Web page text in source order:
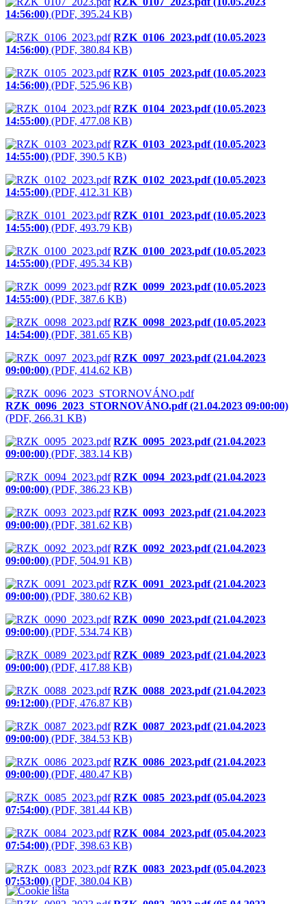
14:56:00) (PDF, 395.24 KB)
RZK_0106_2023.pdf (10.05.2023
14:56:00) (PDF, 380.84 KB)
RZK_0105_2023.pdf (10.05.2023
14:56:00) (PDF, 525.96 KB)
RZK_0104_2023.pdf (10.05.2023
14:55:00) (PDF, 477.08 KB)
RZK_0103_2023.pdf (10.05.2023
14:55:00) (PDF, 390.5 KB)
RZK_0102_2023.pdf (10.05.2023
14:55:00) (PDF, 412.31 KB)
RZK_0101_2023.pdf (10.05.2023
14:55:00) (PDF, 493.79 KB)
RZK_0100_2023.pdf (10.05.2023
14:55:00) (PDF, 495.34 KB)
RZK_0099_2023.pdf (10.05.2023
14:55:00) (PDF, 387.6 KB)
RZK_0098_2023.pdf (10.05.2023
14:54:00) (PDF, 381.65 KB)
RZK_0097_2023.pdf (21.04.2023
09:00:00) (PDF, 414.62 KB)
RZK_0096_2023_STORNOVÁNO.pdf (21.04.2023 09:00:00)
(PDF, 266.31 KB)
RZK_0095_2023.pdf (21.04.2023
09:00:00) (PDF, 383.14 KB)
RZK_0094_2023.pdf (21.04.2023
09:00:00) (PDF, 386.23 KB)
RZK_0093_2023.pdf (21.04.2023
09:00:00) (PDF, 381.62 KB)
RZK_0092_2023.pdf (21.04.2023
09:00:00) (PDF, 504.91 KB)
RZK_0091_2023.pdf (21.04.2023
09:00:00) (PDF, 380.62 KB)
RZK_0090_2023.pdf (21.04.2023
09:00:00) (PDF, 534.74 KB)
RZK_0089_2023.pdf (21.04.2023
09:00:00) (PDF, 417.88 KB)
RZK_0088_2023.pdf (21.04.2023
09:12:00) (PDF, 476.87 KB)
RZK_0087_2023.pdf (21.04.2023
09:00:00) (PDF, 384.53 KB)
RZK_0086_2023.pdf (21.04.2023
09:00:00) (PDF, 480.47 KB)
RZK_0085_2023.pdf (05.04.2023
07:54:00) (PDF, 381.44 KB)
RZK_0084_2023.pdf (05.04.2023
07:54:00) (PDF, 398.63 KB)
RZK_0083_2023.pdf (05.04.2023
07:53:00) (PDF, 380.04 KB)